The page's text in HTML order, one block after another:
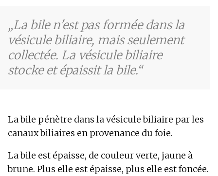
La bile n'est pas formée dans la
vésicule biliaire, mais seulement
collectée. La vésicule biliaire
stocke et épaissit la bile.
La bile pénètre dans la vésicule biliaire par les
canaux biliaires en provenance du foie.
La bile est épaisse, de couleur verte, jaune à
brune. Plus elle est épaisse, plus elle est foncée.